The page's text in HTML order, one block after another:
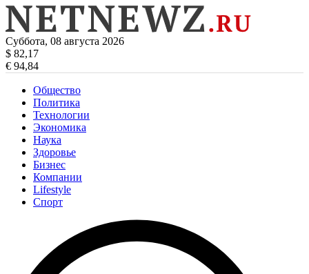
Суббота, 08 августа 2026
$ 82,17
€ 94,84
Общество
Политика
Технологии
Экономика
Наука
Здоровье
Бизнес
Компании
Lifestyle
Спорт